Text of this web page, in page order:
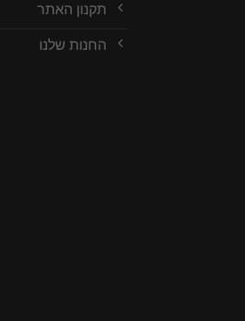
תקנון האתר
החנות שלנו